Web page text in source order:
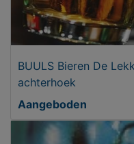
BUULS Bieren De
achterhoek
Aangeboden